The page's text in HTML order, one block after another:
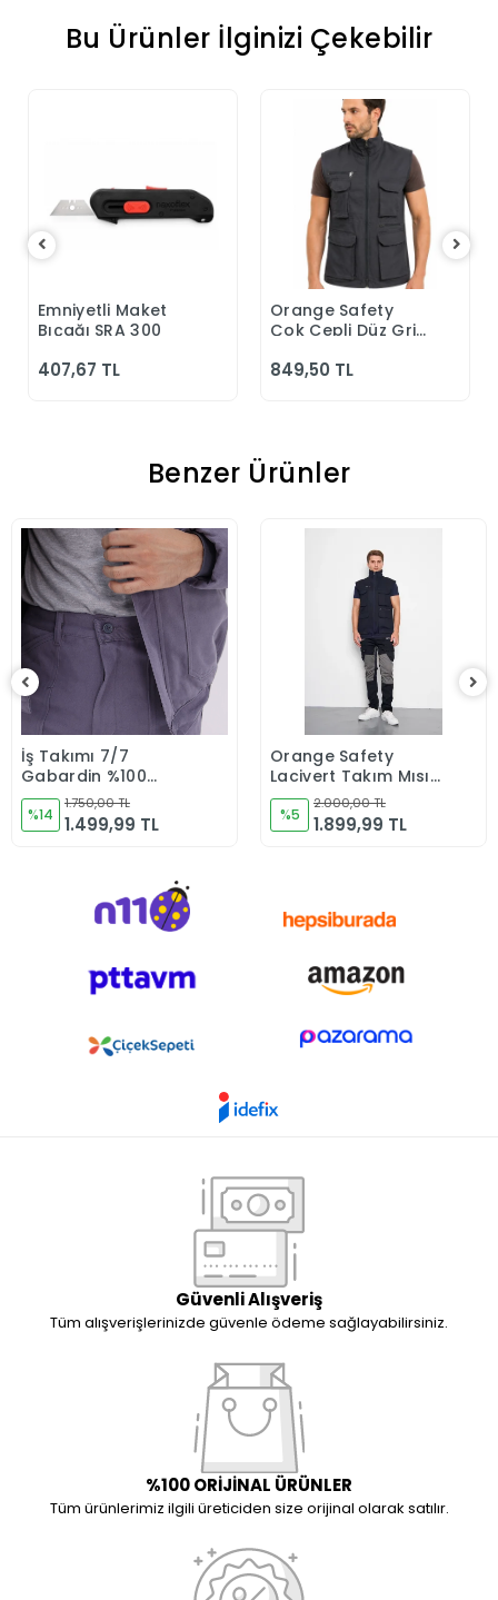
Bu Ürünler İlginizi Çekebilir
Sepete Ekle
Emniyetli Maket
Bıçağı SRA 300
407,67 TL
Sepete Ekle
Orange Safety
Çok Cepli Düz Gri
849,50 TL
Benzer Ürünler
Sepete Ekle
İş Takımı 7/7
Gabardin %100
Pamuk Kapitoneli
Reflektörlü Kışlık Gri
%14
1.750,00 TL
1.499,99 TL
Sepete Ekle
Orange Safety
Lacivert Takım Mısır
Harman Karışımı
Yelek + Pantolon
%5
2.000,00 TL
1.899,99 TL
Güvenli Alışveriş
Tüm alışverişlerinizde güvenle ödeme sağlayabilirsiniz.
%100 ORİJİNAL ÜRÜNLER
Tüm ürünlerimiz ilgili üreticiden size orijinal olarak satılır.